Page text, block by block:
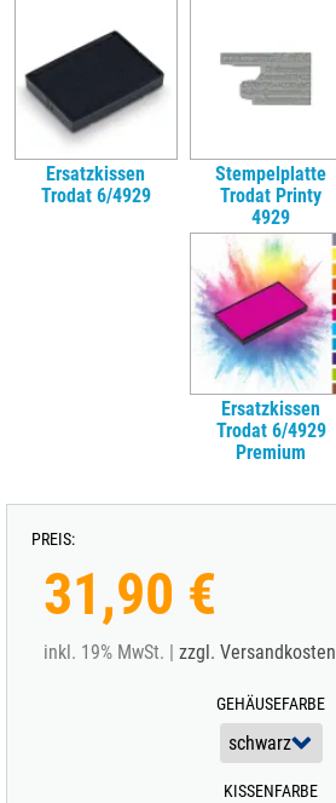
Ersatzkissen
Trodat 6/4929
Stempelplatte
Trodat Printy
4929
Ersatzkissen
Trodat 6/4929
Premium
PREIS:
31,90 €
inkl. 19% MwSt. | zzgl. Versandkosten
GEHÄUSEFARBE
KISSENFARBE